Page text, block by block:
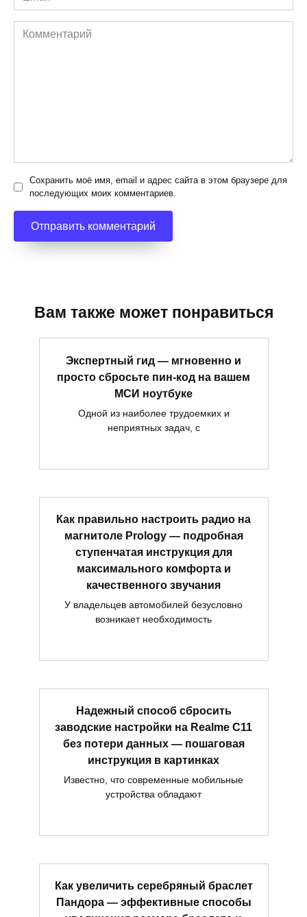
*
Комментарий
Сохранить моё имя, email и адрес сайта в этом браузере для
последующих моих комментариев.
Вам также может понравиться
Экспертный гид — мгновенно и
просто сбросьте пин-код на вашем
МСИ ноутбуке
Одной из наиболее трудоемких и
неприятных задач, с
Как правильно настроить радио на
магнитоле Prology — подробная
ступенчатая инструкция для
максимального комфорта и
качественного звучания
У владельцев автомобилей безусловно
возникает необходимость
Надежный способ сбросить
заводские настройки на Realme C11
без потери данных — пошаговая
инструкция в картинках
Известно, что современные мобильные
устройства обладают
Как увеличить серебряный браслет
Пандора — эффективные способы